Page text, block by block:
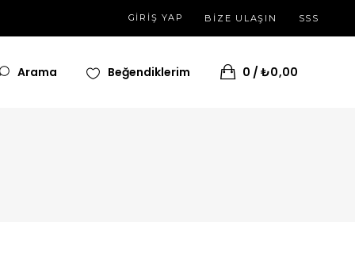
GIRIŞ YAP BİZE ULAŞIN SSS
Arama Beğendiklerim 0 ₺0,00